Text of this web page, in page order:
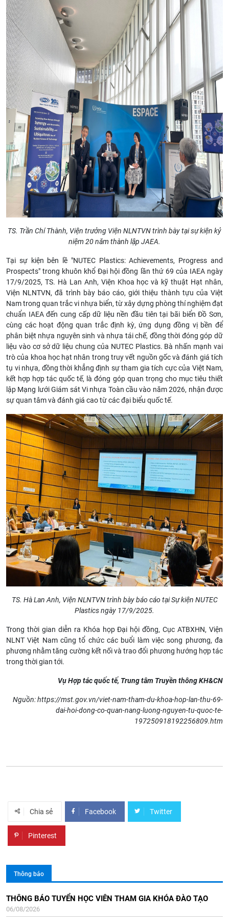
TS. Trần Chí Thành, Viện trưởng Viện NLNTVN trình bày tại sự kiện kỷ
niệm 20 năm thành lập JAEA.
Tại sự kiện bên lề "NUTEC Plastics: Achievements, Progress and
Prospects" trong khuôn khổ Đại hội đồng lần thứ 69 của IAEA ngày
17/9/2025, TS. Hà Lan Anh, Viện Khoa học và kỹ thuật Hạt nhân,
Viện NLNTVN, đã trình bày báo cáo, giới thiệu thành tựu của Việt
Nam trong quan trắc vi nhựa biển, từ xây dựng phòng thí nghiệm đạt
chuẩn IAEA đến cung cấp dữ liệu nền đầu tiên tại bãi biển Đồ Sơn,
cùng các hoạt động quan trắc định kỳ, ứng dụng đồng vị bền để
phân biệt nhựa nguyên sinh và nhựa tái chế, đồng thời đóng góp dữ
liệu vào cơ sở dữ liệu chung của NUTEC Plastics. Bà nhấn mạnh vai
trò của khoa học hạt nhân trong truy vết nguồn gốc và đánh giá tích
tụ vi nhựa, đồng thời khẳng định sự tham gia tích cực của Việt Nam,
kết hợp hợp tác quốc tế, là đóng góp quan trọng cho mục tiêu thiết
lập Mạng lưới Giám sát Vi nhựa Toàn cầu vào năm 2026, nhận được
sự quan tâm và đánh giá cao từ các đại biểu quốc tế.
TS. Hà Lan Anh, Viện NLNTVN trình bày báo cáo tại Sự kiện NUTEC
Plastics ngày 17/9/2025.
Trong thời gian diễn ra Khóa họp Đại hội đồng, Cục ATBXHN, Viện
NLNT Việt Nam cũng tổ chức các buổi làm việc song phương, đa
phương nhằm tăng cường kết nối và trao đổi phương hướng hợp tác
trong thời gian tới.
Vụ Hợp tác quốc tế, Trung tâm Truyền thông KH&CN
Nguồn: https://mst.gov.vn/viet-nam-tham-du-khoa-hop-lan-thu-69-
dai-hoi-dong-co-quan-nang-luong-nguyen-tu-quoc-te-
197250918192256809.htm
Chia sẻ Facebook Twitter
Pinterest
Thông báo
THÔNG BÁO TUYỂN HỌC VIÊN THAM GIA KHÓA ĐÀO TẠO
06/08/2026
Thông báo Kết quả xét đạt tiêu chuẩn chức danh phó giáo sư
tại HĐGSCS Viện NLNTVN năm 2025
Thông báo số 1 Hội nghị Khoa học và Công nghệ hạt nhân toàn
quốc lần thứ 16
Thông báo số 2: Hội nghị KHCNHN cán bộ trẻ ngành NLNT lần
thứ 8